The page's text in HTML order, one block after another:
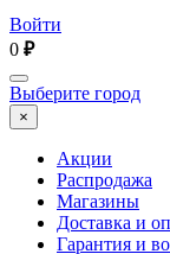
Войти
0 ₽
Выберите город
×
Акции
Распродажа
Магазины
Доставка и
Гарантия и